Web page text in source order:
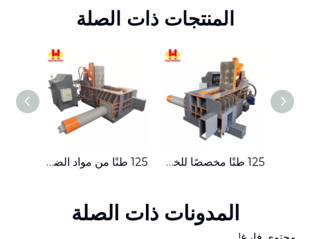
المنتجات ذات الصلة
125 طنًا من مواد الضغط الصغيرة، مكبس بالات الخردة المعدنية الهيدروليكي 125 طنًا مخصصًا للخردة المعدنية الهيدروليكية الصغيرة ذات الدفع الجانبي
المدونات ذات الصلة